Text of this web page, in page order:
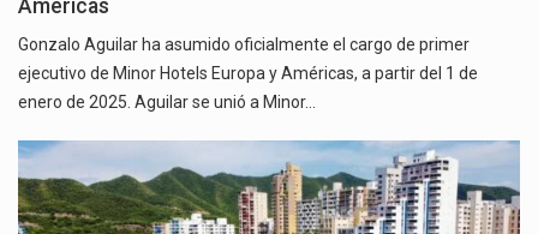
Americas
Gonzalo Aguilar ha asumido oficialmente el cargo de primer
ejecutivo de Minor Hotels Europa y Américas, a partir del 1 de
enero de 2025. Aguilar se unió a Minor…